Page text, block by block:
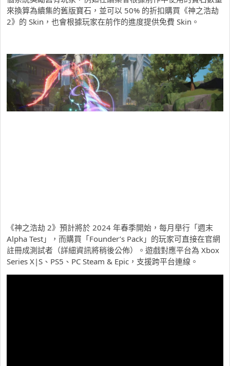
來換算為續集的舊版寶石，並可以 50% 的折扣購買《神之浩劫
2》的 Skin，也會根據玩家在前作的進度提供免費 Skin。
《神之浩劫 2》預計將於 2024 年春季開始，每月舉行「週末
Alpha Test」，而購買「Founder’s Pack」的玩家可直接在官網
註冊成測試者（詳細資訊將稍後公佈）。遊戲對應平台為 Xbox
Series X|S、PS5、PC Steam & Epic，支援跨平台連線。